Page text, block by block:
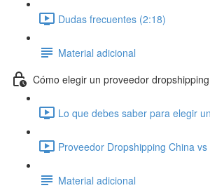
Dudas frecuentes (2:18)
Material adicional
Cómo elegir un proveedor dropshipping
Lo que debes saber para elegir
Proveedor Dropshipping China
Material adicional